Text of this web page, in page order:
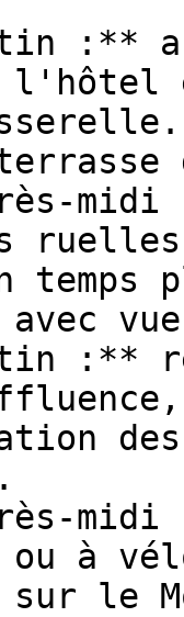
:**
midi
temps
:**
à
sur le